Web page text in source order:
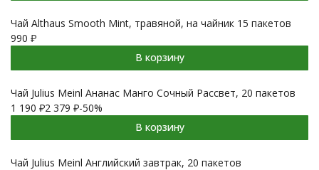
Чай Althaus Smooth Mint, травяной, на чайник 15 пакетов
990 ₽
В корзину
Чай Julius Meinl Ананас Манго Сочный Рассвет, 20 пакетов
1 190 ₽2 379 ₽-50%
В корзину
Чай Julius Meinl Английский завтрак, 20 пакетов